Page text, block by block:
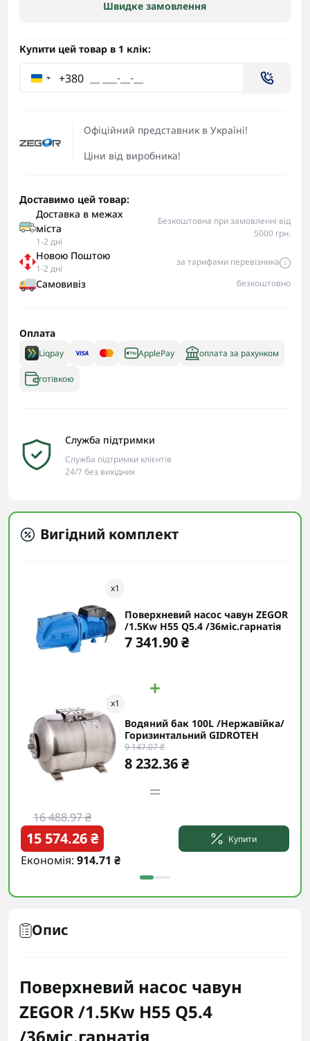
Офіційний представник в Україні!
Ціни від виробника!
Швидке замовлення
Купити цей товар в 1 клік:
+380
Доставимо цей товар:
Доставка в межах
міста
1-2 дні
Безкоштовна при замовленні від
5000 грн.
Новою Поштою
1-2 дні
за тарифами перевізника
Самовивіз безкоштовно
Оплата
Liqpay ApplePay оплата за рахунком
готівкою
Служба підтримки
Служба підтримки клієнтів
24/7 без вихідних
Вигідний комплект
x1
Поверхневий насос чавун ZEGOR
/1.5Kw H55 Q5.4 /36міс.гарнатія
7 341.90 ₴
x1
Водяний бак 100L /Нержавійка/
Горизинтальний GIDROTEH
9 147.07 ₴
8 232.36 ₴
16 488.97 ₴
15 574.26 ₴
Економія: 914.71 ₴
Купити
Опис
Поверхневий насос чавун
ZEGOR /1.5Kw H55 Q5.4